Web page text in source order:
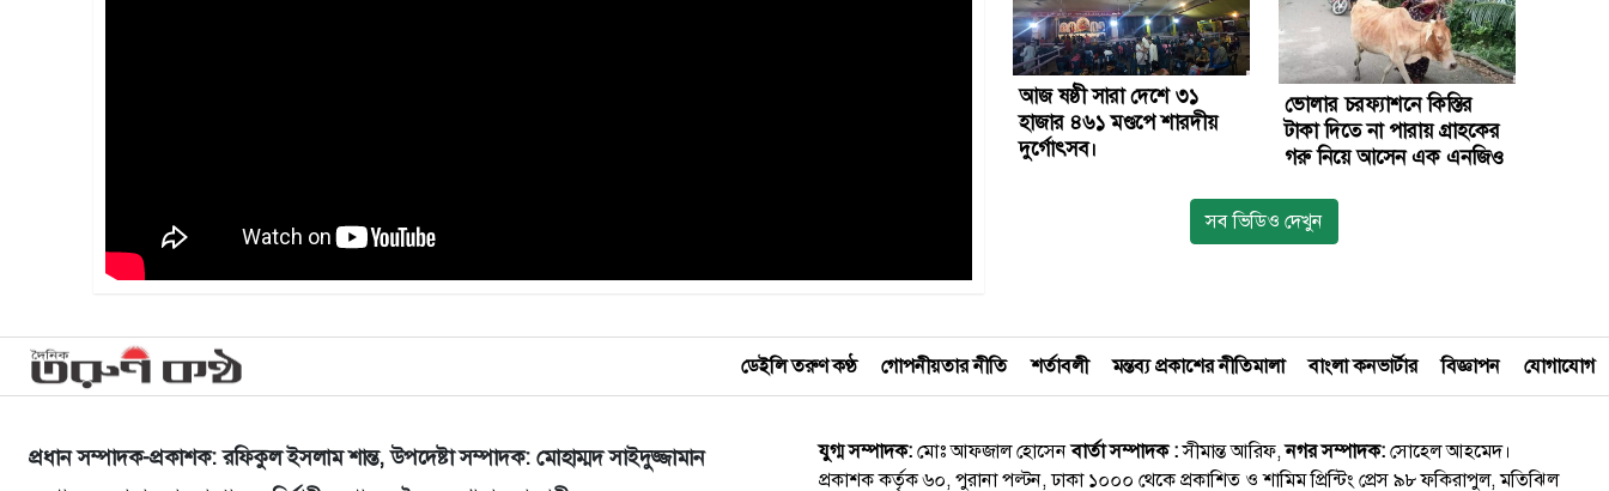
আজ ষষ্ঠী সারা দেশে ৩১
হাজার ৪৬১ মণ্ডপে শারদীয়
দুর্গোৎসব।
ভোলার চরফ্যাশনে কিস্তির
টাকা দিতে না পারায় গ্রাহকের
গরু নিয়ে আসেন এক এনজিও
সব ভিডিও দেখুন
ডেইলি তরুণ কণ্ঠ গোপনীয়তার নীতি শর্তাবলী মন্তব্য প্রকাশের নীতিমালা বাংলা কনভার্টার বিজ্ঞাপন যোগাযোগ
প্রধান সম্পাদক-প্রকাশক: রফিকুল ইসলাম শান্ত, উপদেষ্টা সম্পাদক: মোহাম্মদ সাইদুজ্জামান
যুগ্ম সম্পাদক:মোঃ আফজাল হোসেনবার্তা সম্পাদক :সীমান্ত আরিফ,নগর সম্পাদক:সোহেল আহমেদ।
প্রকাশক কর্তৃক ৬০, পুরানা পল্টন, ঢাকা ১০০০ থেকে প্রকাশিত ও শামিম প্রিন্টিং প্রেস ৯৮ ফকিরাপুল, মতিঝিল